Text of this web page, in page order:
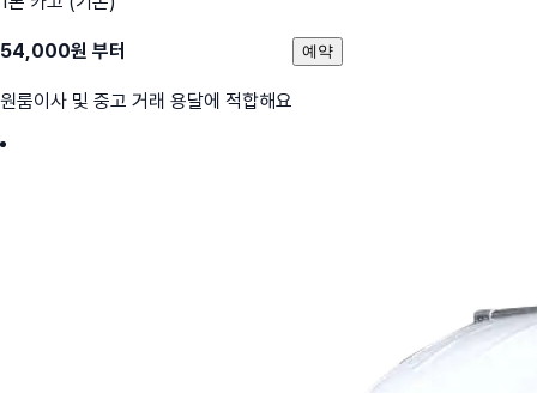
54,000원 부터
원룸이사 및 중고 거래 용달에 적합해요
예약